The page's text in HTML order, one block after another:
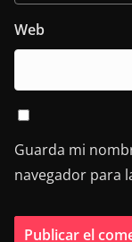
Web
Guarda mi
navegador para